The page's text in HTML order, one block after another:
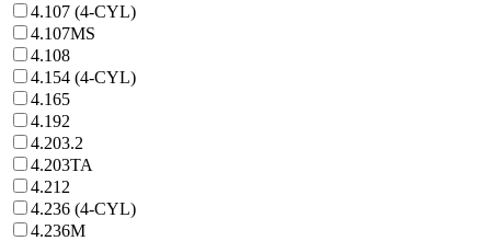
4.107 (4-CYL)
4.107MS
4.108
4.154 (4-CYL)
4.165
4.192
4.203.2
4.203TA
4.212
4.236 (4-CYL)
4.236M